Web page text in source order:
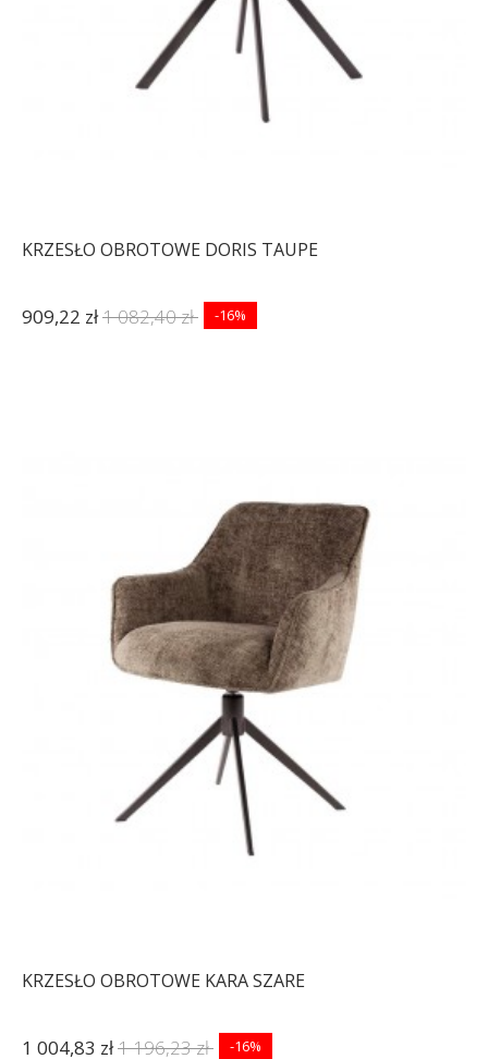
KRZESŁO OBROTOWE DORIS TAUPE
909,22 zł1 082,40 zł -16%
KRZESŁO OBROTOWE KARA SZARE
1 004,83 zł1 196,23 zł -16%